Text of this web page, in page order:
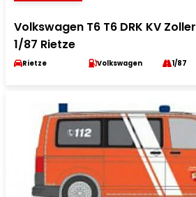
Volkswagen T6 T6 DRK KV
1/87 Rietze
Rietze Volkswagen 1/87